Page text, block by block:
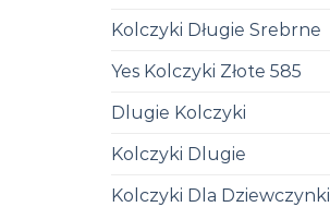
Kolczyki Długie Srebrne
Yes Kolczyki Złote 585
Dlugie Kolczyki
Kolczyki Dlugie
Kolczyki Dla Dziewczynki